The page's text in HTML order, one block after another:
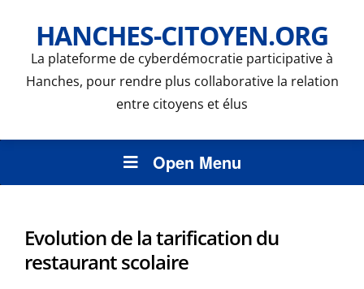
HANCHES-CITOYEN.ORG
La plateforme de cyberdémocratie participative à
Hanches, pour rendre plus collaborative la relation
entre citoyens et élus
Open Menu
Evolution de la tarification du
restaurant scolaire